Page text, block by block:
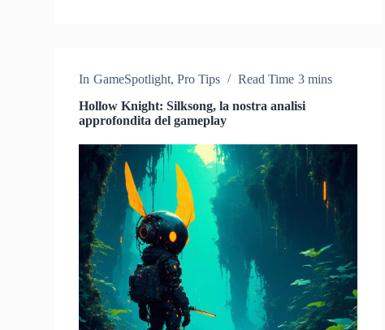
In GameSpotlight,Pro Tips Read Time 3 mins
Hollow Knight: Silksong, la nostra analisi
approfondita del gameplay